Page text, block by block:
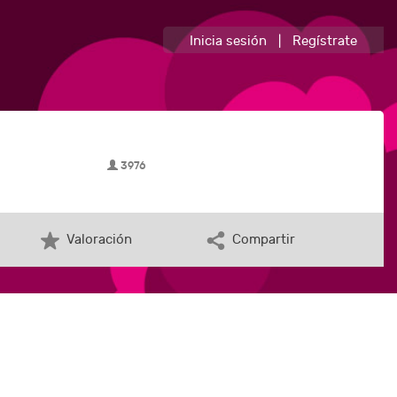
Inicia sesión Regístrate
3976
Valoración Compartir